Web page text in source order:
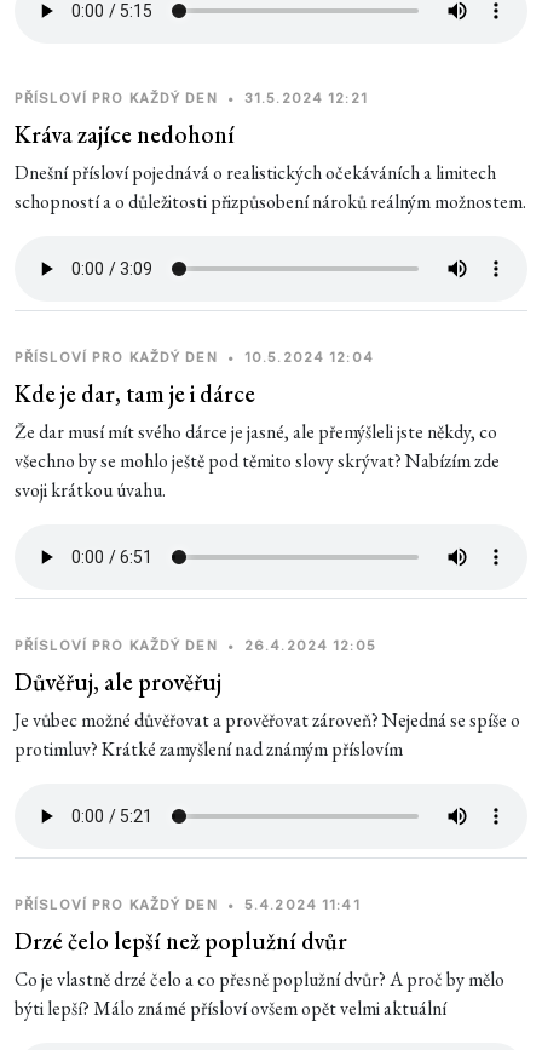
PŘÍSLOVÍ PRO KAŽDÝ DEN • 31.5.2024 12:21
Kráva zajíce nedohoní
Dnešní přísloví pojednává o realistických očekáváních a limitech
schopností a o důležitosti přizpůsobení nároků reálným možnostem.
PŘÍSLOVÍ PRO KAŽDÝ DEN • 10.5.2024 12:04
Kde je dar, tam je i dárce
Že dar musí mít svého dárce je jasné, ale přemýšleli jste někdy, co
všechno by se mohlo ještě pod těmito slovy skrývat? Nabízím zde
svoji krátkou úvahu.
PŘÍSLOVÍ PRO KAŽDÝ DEN • 26.4.2024 12:05
Důvěřuj, ale prověřuj
Je vůbec možné důvěřovat a prověřovat zároveň? Nejedná se spíše o
protimluv? Krátké zamyšlení nad známým příslovím
PŘÍSLOVÍ PRO KAŽDÝ DEN • 5.4.2024 11:41
Drzé čelo lepší než poplužní dvůr
Co je vlastně drzé čelo a co přesně poplužní dvůr? A proč by mělo
býti lepší? Málo známé přísloví ovšem opět velmi aktuální